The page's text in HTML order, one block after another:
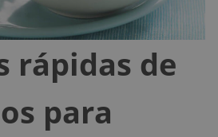
rápidas de
para